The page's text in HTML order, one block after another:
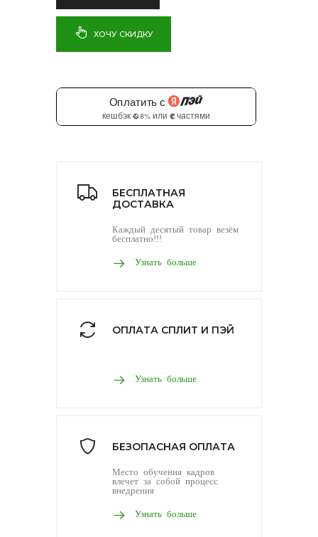
ХОЧУ СКИДКУ
БЕСПЛАТНАЯ
ДОСТАВКА
Каждый десятый товар везём
бесплатно!!!
Узнать больше
ОПЛАТА СПЛИТ И ПЭЙ
Узнать больше
БЕЗОПАСНАЯ ОПЛАТА
Место обучения кадров
влечет за собой процесс
внедрения
Узнать больше